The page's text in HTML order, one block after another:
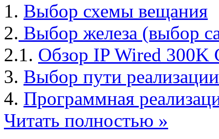
1. Выбор схемы вещания
2. Выбор железа (выбор
2.1. Обзор IP Wired 300K
3. Выбор пути
4. Программная
Читать полностью »